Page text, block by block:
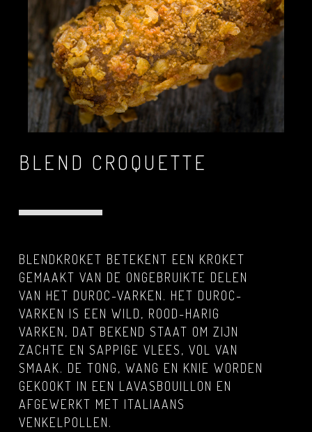
BLEND CROQUETTE
BLENDKROKET BETEKENT EEN KROKET
GEMAAKT VAN DE ONGEBRUIKTE DELEN
VAN HET DUROC-VARKEN. HET DUROC-
VARKEN IS EEN WILD, ROOD-HARIG
VARKEN, DAT BEKEND STAAT OM ZIJN
ZACHTE EN SAPPIGE VLEES, VOL VAN
SMAAK. DE TONG, WANG EN KNIE WORDEN
GEKOOKT IN EEN LAVASBOUILLON EN
AFGEWERKT MET ITALIAANS
VENKELPOLLEN.